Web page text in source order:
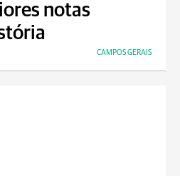
notas
CAMPOS GERAIS